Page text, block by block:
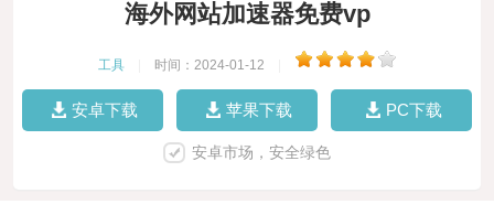
海外网站加速器免费vp
工具 时间：2024-01-12
安卓下载 苹果下载 PC下载
安卓市场，安全绿色